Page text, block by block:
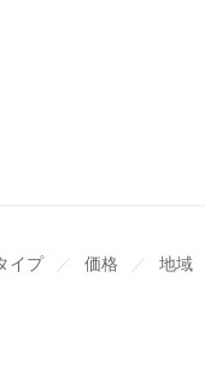
イプ ／ 価格 ／ 地域